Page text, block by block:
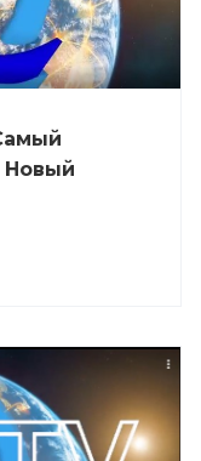
Новый